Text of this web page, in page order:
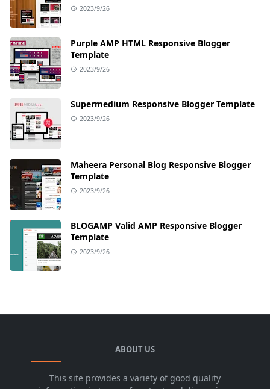
2023/9/26
Purple AMP HTML Responsive Blogger
Template
2023/9/26
Supermedium Responsive Blogger Template
2023/9/26
Maheera Personal Blog Responsive Blogger
Template
2023/9/26
BLOGAMP Valid AMP Responsive Blogger
Template
2023/9/26
ABOUT US
This site provides a variety of good quality